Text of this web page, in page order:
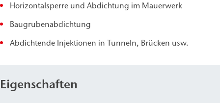
Horizontalsperre und Abdichtung im Mauerwerk
Baugrubenabdichtung
Abdichtende Injektionen in Tunneln, Brücken usw.
Eigenschaften